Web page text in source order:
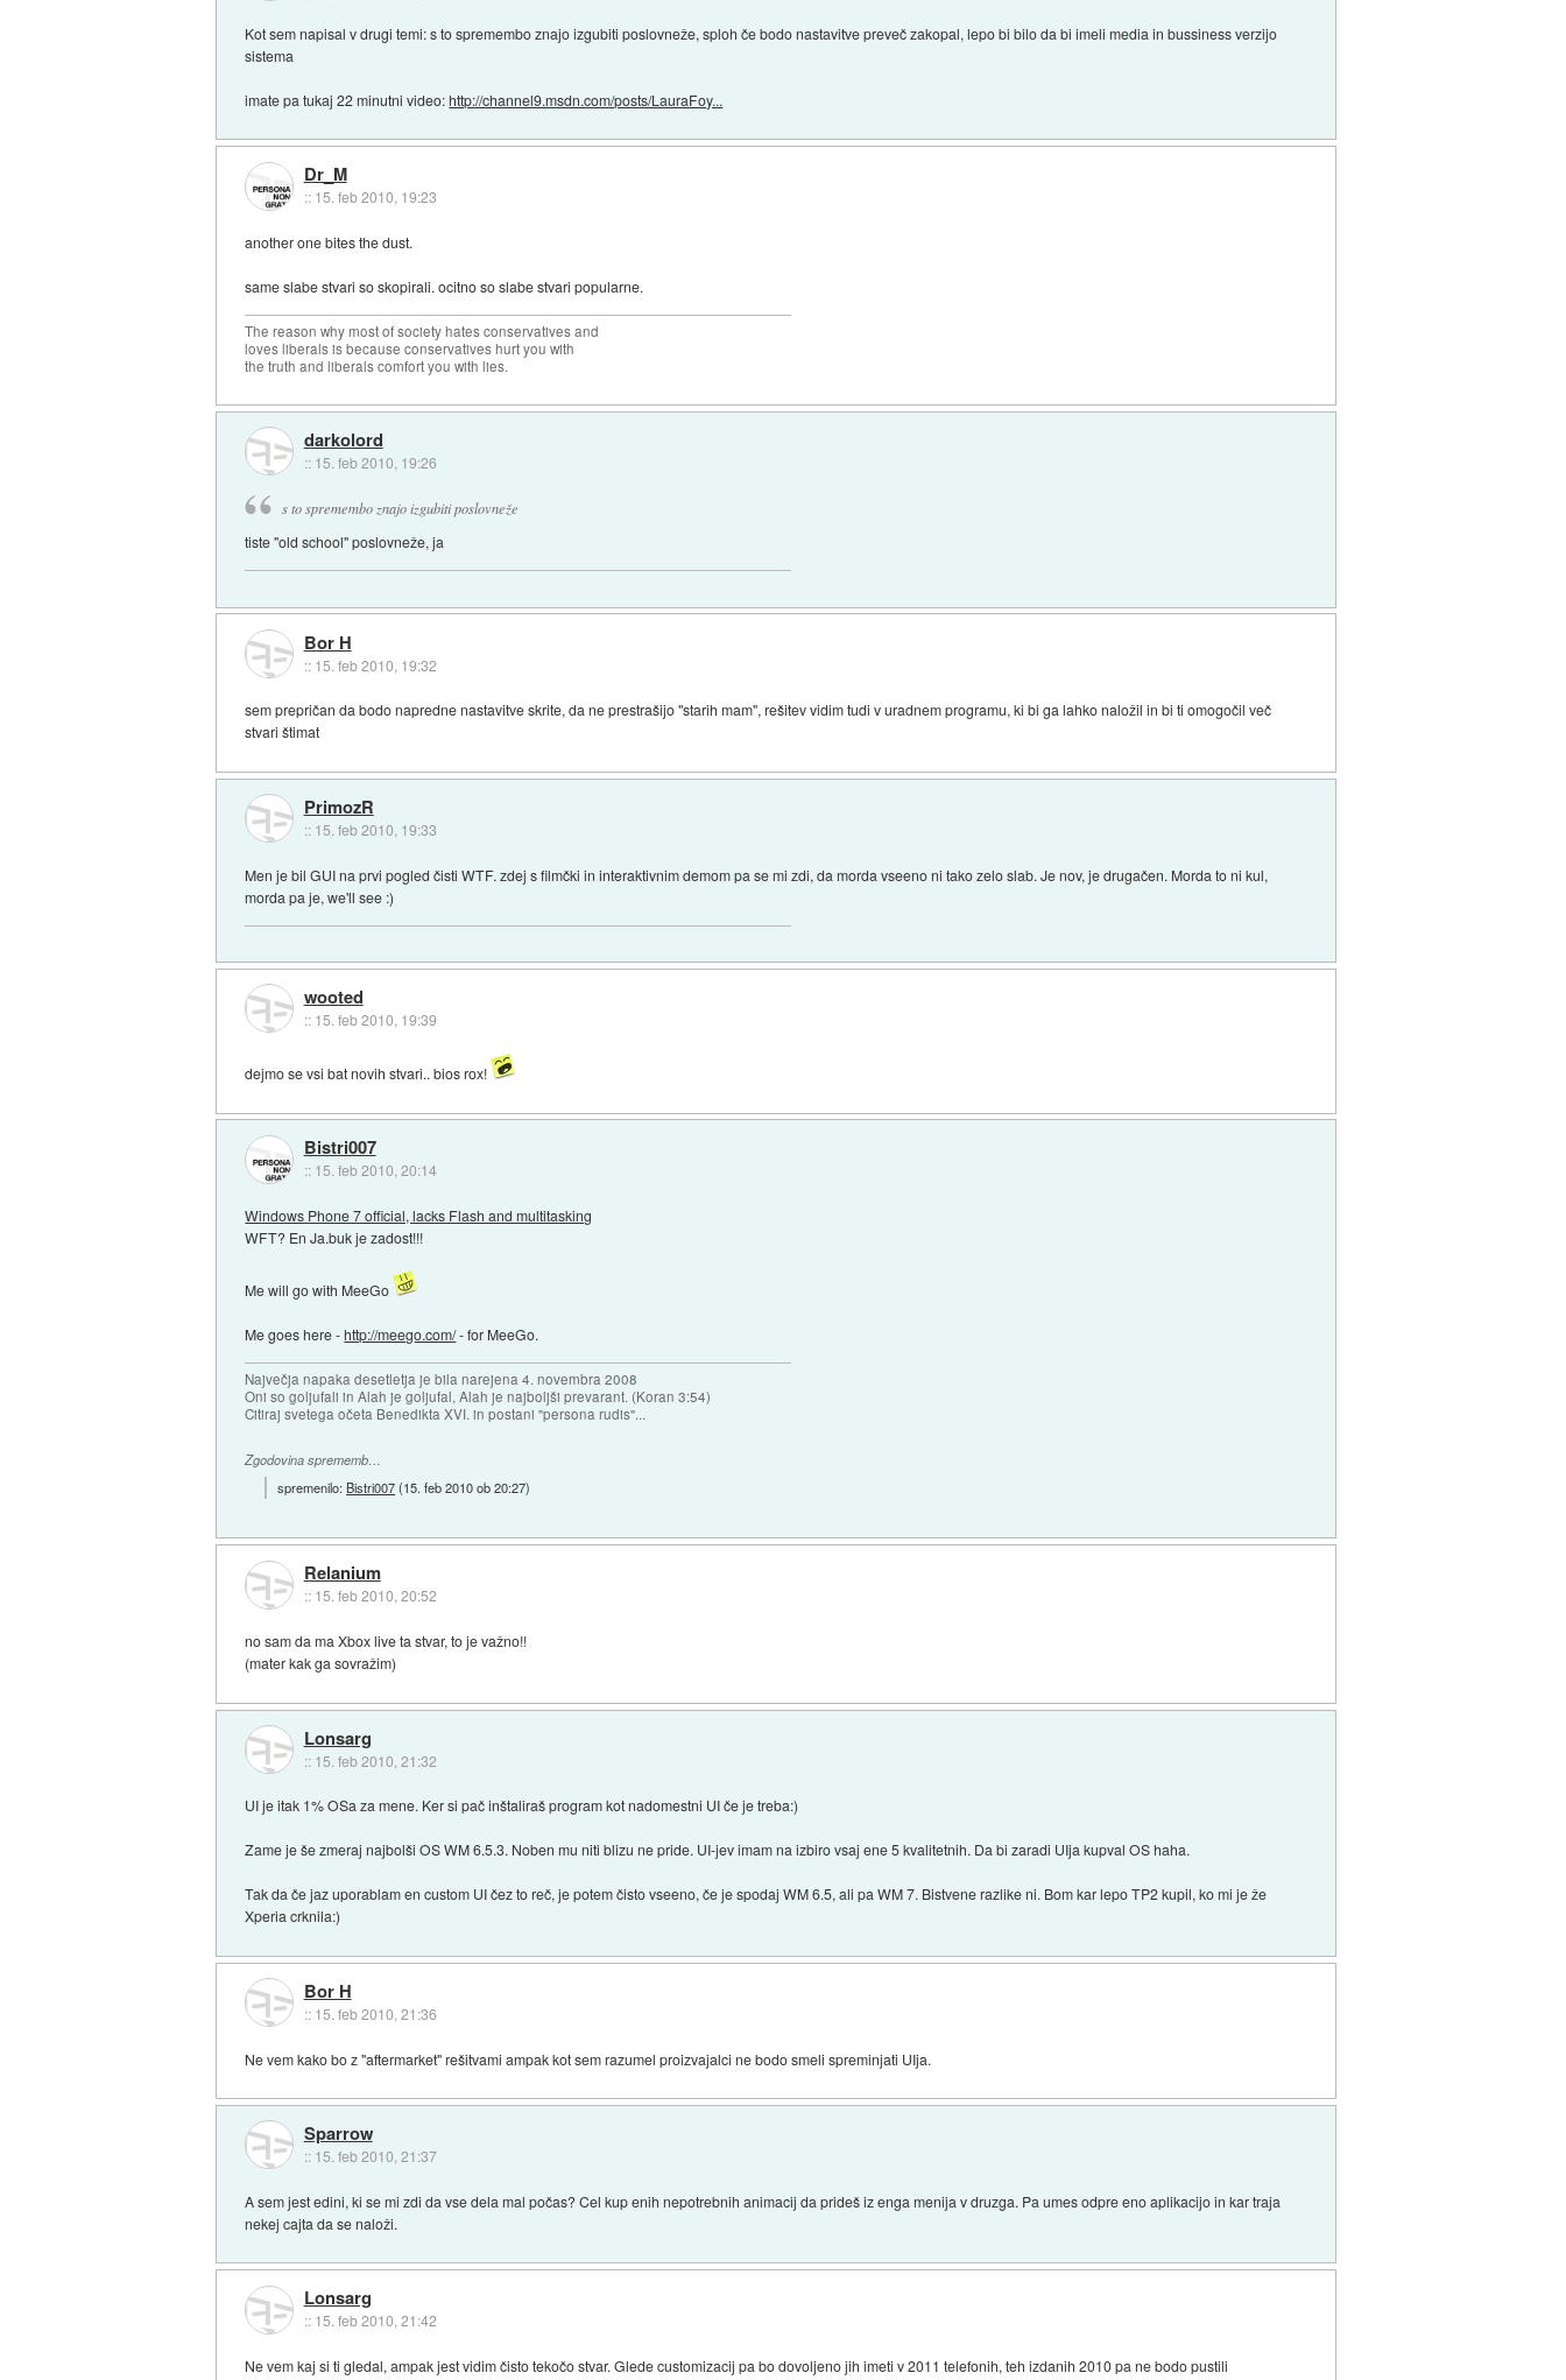
Kot sem napisal v drugi temi: s to spremembo znajo izgubiti poslovneže, sploh če bodo nastavitve preveč zakopal, lepo bi bilo da bi imeli media in bussiness verzijo
sistema
imate pa tukaj 22 minutni video:http://channel9.msdn.com/posts/LauraFoy...
Dr_M
:: 15. feb 2010, 19:23
another one bites the dust.
same slabe stvari so skopirali. ocitno so slabe stvari popularne.
The reason why most of society hates conservatives and
loves liberals is because conservatives hurt you with
the truth and liberals comfort you with lies.
darkolord
:: 15. feb 2010, 19:26
s to spremembo znajo izgubiti poslovneže
tiste "old school" poslovneže, ja
Bor H
:: 15. feb 2010, 19:32
sem prepričan da bodo napredne nastavitve skrite, da ne prestrašijo "starih mam", rešitev vidim tudi v uradnem programu, ki bi ga lahko naložil in bi ti omogočil več
stvari štimat
PrimozR
:: 15. feb 2010, 19:33
Men je bil GUI na prvi pogled čisti WTF. zdej s filmčki in interaktivnim demom pa se mi zdi, da morda vseeno ni tako zelo slab. Je nov, je drugačen. Morda to ni kul,
morda pa je, we'll see :)
wooted
:: 15. feb 2010, 19:39
dejmo se vsi bat novih stvari.. bios rox!
Bistri007
:: 15. feb 2010, 20:14
Windows Phone 7 official, lacks Flash and multitasking
WFT? En Ja.buk je zadost!!!
Me will go with MeeGo
Me goes here -http://meego.com/- for MeeGo.
Največja napaka desetletja je bila narejena 4. novembra 2008
Oni so goljufali in Alah je goljufal, Alah je najboljši prevarant. (Koran 3:54)
Citiraj svetega očeta Benedikta XVI. in postani "persona rudis"...
Zgodovina sprememb…
spremenilo:Bistri007(15. feb 2010 ob 20:27)
Relanium
:: 15. feb 2010, 20:52
no sam da ma Xbox live ta stvar, to je važno!!
(mater kak ga sovražim)
Lonsarg
:: 15. feb 2010, 21:32
UI je itak 1% OSa za mene. Ker si pač inštaliraš program kot nadomestni UI če je treba:)
Zame je še zmeraj najbolši OS WM 6.5.3. Noben mu niti blizu ne pride. UI-jev imam na izbiro vsaj ene 5 kvalitetnih. Da bi zaradi UIja kupval OS haha.
Tak da če jaz uporablam en custom UI čez to reč, je potem čisto vseeno, če je spodaj WM 6.5, ali pa WM 7. Bistvene razlike ni. Bom kar lepo TP2 kupil, ko mi je že
Xperia crknila:)
Bor H
:: 15. feb 2010, 21:36
Ne vem kako bo z "aftermarket" rešitvami ampak kot sem razumel proizvajalci ne bodo smeli spreminjati UIja.
Sparrow
:: 15. feb 2010, 21:37
A sem jest edini, ki se mi zdi da vse dela mal počas? Cel kup enih nepotrebnih animacij da prideš iz enga menija v druzga. Pa umes odpre eno aplikacijo in kar traja
nekej cajta da se naloži.
Lonsarg
:: 15. feb 2010, 21:42
Ne vem kaj si ti gledal, ampak jest vidim čisto tekočo stvar. Glede customizacij pa bo dovoljeno jih imeti v 2011 telefonih, teh izdanih 2010 pa ne bodo pustili